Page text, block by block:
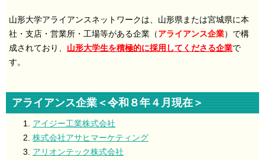
山形大学アライアンスネットワークは、山形県または宮城県に本
社・支店・営業所・工場等がある企業（アライアンス企業）で構
成されており、 山形大学生を積極的に採用してくださる企業で
す。
アライアンス企業＜令和８年４月現在＞
アイジー工業株式会社
株式会社アサヒマーケティング
アリオンテック株式会社